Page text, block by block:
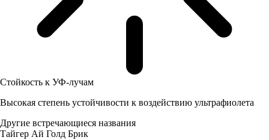
Стойкость к УФ-лучам
Высокая степень устойчивости к воздействию ультрафиолета
Другие встречающиеся названия
Тайгер Ай Голд Брик